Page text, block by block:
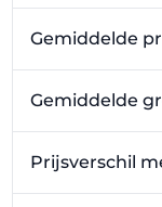
Gemiddelde
Gemiddelde
Prijsverschil